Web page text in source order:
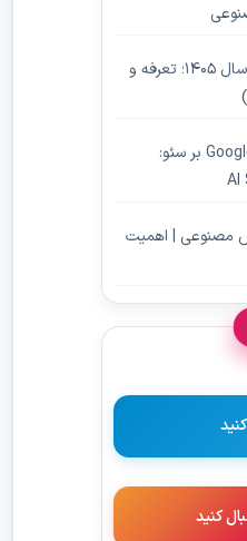
قیمت خدمات سئو در سال ۱۴۰۵؛ تعرفه و
تاثیر Google AI Overviews بر سئو:
مصنوعی | اهمیت
کنید